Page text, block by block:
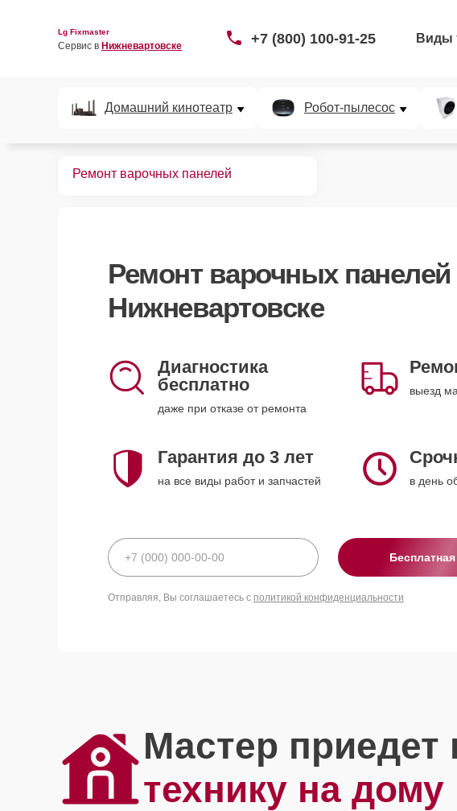
Lg Fixmaster
Сервис в Нижневартовске +7 (800) 100-91-25 Виды
Домашний кинотеатр Робот-пылесос
Ремонт варочных панелей
Ремонт варочных панелей
Нижневартовске
Диагностика
бесплатно
даже при отказе от ремонта
выезд
Гарантия до 3 лет
на все виды работ и запчастей в день
Отправляя, Вы соглашаетесь с политикой конфиденциальности
Мастер приедет
технику на дому